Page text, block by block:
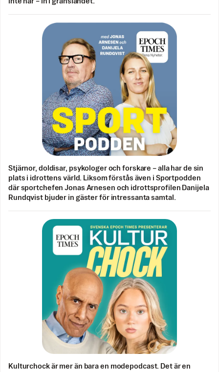
Stjärnor, doldisar, psykologer och forskare – alla har de sin
plats i idrottens värld. Liksom förstås även i Sportpodden
där sportchefen Jonas Arnesen och idrottsprofilen Danijela
Rundqvist bjuder in gäster för intressanta samtal.
Kulturchock är mer än bara en modepodcast. Det är en